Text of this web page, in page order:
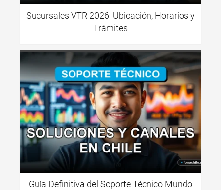
Sucursales VTR 2026: Ubicación, Horarios y
Trámites
Guía Definitiva del Soporte Técnico Mundo